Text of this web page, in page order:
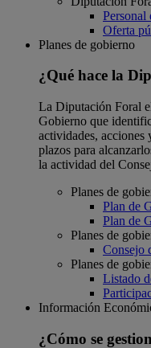
Personal
Oferta
Planes de gobierno
¿Qué hace la
La Diputación Foral
Gobierno que
actividades,
plazos para
la actividad del
Planes de
Plan de
Plan de
Planes de
Consejo
Planes de
Listado
Información
¿Cómo se